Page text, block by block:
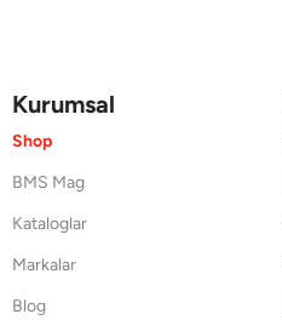
Kurumsal
Shop
BMS Mag
Kataloglar
Markalar
Blog